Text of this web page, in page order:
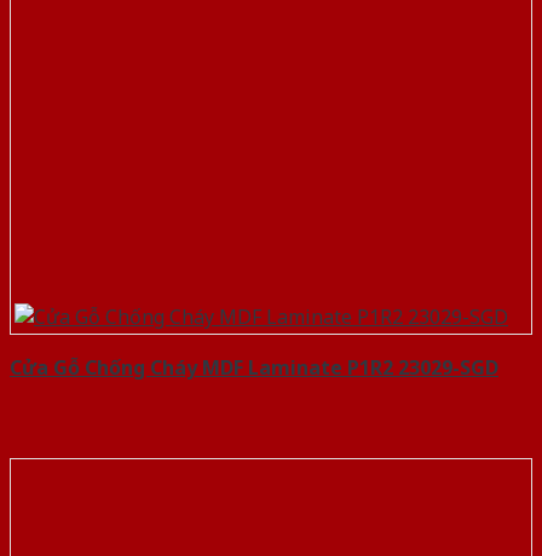
Cửa Gỗ Chống Cháy MDF Laminate P1R2 23029-SGD